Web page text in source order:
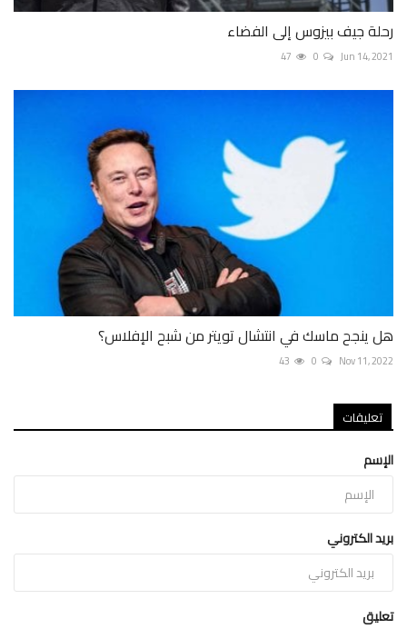
رحلة جيف بيزوس إلى الفضاء
Jun 14, 2021
0
47
هل ينجح ماسك في انتشال تويتر من شبح الإفلاس؟
Nov 11, 2022
0
43
تعليقات
الإسم
بريد الكتروني
تعليق